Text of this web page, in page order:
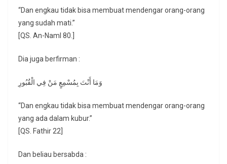
“Dan engkau tidak bisa membuat mendengar orang-orang
yang sudah mati.”
[QS. An-Naml 80.]
Dia juga berfirman :
وَمَا أَنْتَ بِمُسْمِعٍ مَنْ فِي الْقُبُورِ
“Dan engkau tidak bisa membuat mendengar orang-orang
yang ada dalam kubur.”
[QS. Fathir 22]
Dan beliau bersabda :